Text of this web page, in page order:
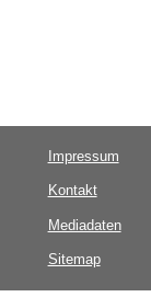
Impressum
Kontakt
Mediadaten
Sitemap